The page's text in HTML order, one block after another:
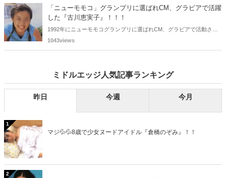
れ）の二人です。しかも、この二人には年齢以外の共通点もありま
す。さて、誰と誰でしょうか？
「ニューモモコ」グランプリに選ばれCM、グラビアで活躍
した『古川恵実子』！！！
1992年にニューモモコグランプリに選ばれCM、グラビアで活動され
ていた古川恵実子さん。2010年3月頃まではラジオDJを担当されてい
1043views
ミドルエッジ人気記事ランキング
昨日 今週 今月
1
マジ💦💦8歳で少女ヌードアイドル『倉橋のぞみ』！！
2